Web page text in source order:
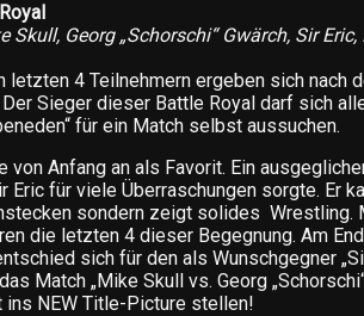
Skull, Georg „Schorschi“ Gwärch, Sir
letzten 4 Teilnehmern ergeben sich nach
Sieger dieser Battle Royal darf sich
für ein Match selbst aussuchen.
von Anfang an als Favorit. Ein
Eric für viele Überraschungen sorgte. Er
sondern zeigt solides Wrestling.
die letzten 4 dieser Begegnung. Am
sich für den als Wunschgegner
Match „Mike Skull vs. Georg
ins NEW Title-Picture stellen!